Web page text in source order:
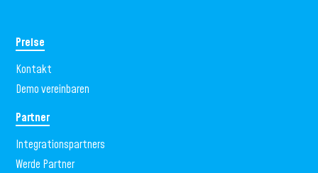
Preise
Kontakt
Demo vereinbaren
Partner
Integrationspartners
Werde Partner